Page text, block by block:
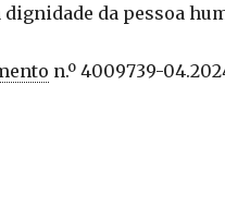
da pessoa
n.º 4009739-